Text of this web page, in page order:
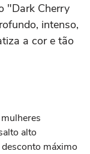
"Dark Cherry
intenso,
a cor e tão
alto
máximo